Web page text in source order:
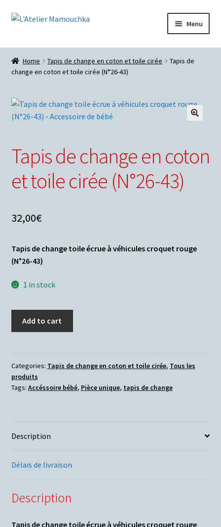
Aller
navigation
Aller
Menu
Accueil
Blog
Les vêtements de bébé de l’Atelier Mamouchka…
Mon compte
Charte sur le respect de la vie privée
Nous contacter
Panier
Home Tapis de change en coton et toile cirée
Tapis de
change en coton et toile cirée (N°26-43)
Tapis de change en coton
et toile cirée (N°26-43)
32,00€
Tapis de change toile écrue à véhicules croquet rouge
(N°26-43)
1 in stock
Add to cart
Categories: Tapis de change en coton et toile cirée, Tous les
produits
Tags: Accéssoire bébé, Pièce unique, tapis de change
Description
Délais de livraison
Description
Tapis de change toile écrue à véhicules croquet rouge